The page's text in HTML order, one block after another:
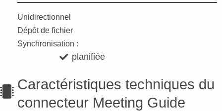
Unidirectionnel
Dépôt de fichier
Synchronisation :
planifiée
Caractéristiques techniques du
connecteur Meeting Guide